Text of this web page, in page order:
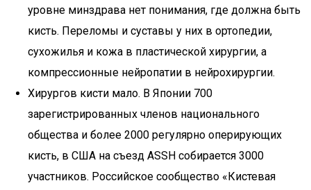
уровне минздрава нет понимания, где должна быть
кисть. Переломы и суставы у них в ортопедии,
сухожилья и кожа в пластической хирургии, а
компрессионные нейропатии в нейрохирургии.
Хирургов кисти мало. В Японии 700
зарегистрированных членов национального
общества и более 2000 регулярно оперирующих
кисть, в США на съезд ASSH собирается 3000
участников. Российское сообщество «Кистевая